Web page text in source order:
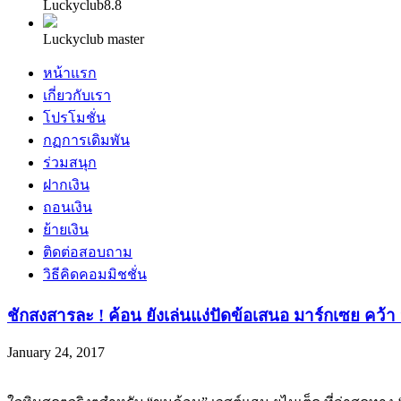
Luckyclub8.8
Luckyclub master
หน้าแรก
เกี่ยวกับเรา
โปรโมชั่น
กฏการเดิมพัน
ร่วมสนุก
ฝากเงิน
ถอนเงิน
ย้ายเงิน
ติดต่อสอบถาม
วิธีคิดคอมมิชชั่น
ชักสงสารละ ! ค้อน ยังเล่นแง่ปัดข้อเสนอ มาร์กเซย คว้า
January 24, 2017